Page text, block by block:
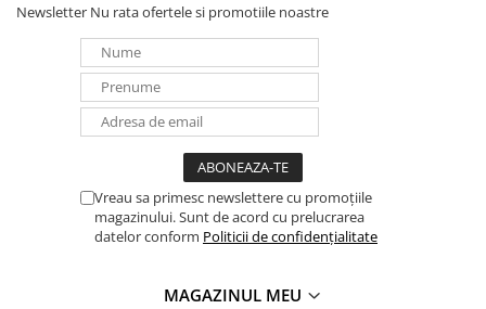
Sigurante
Tablouri electrice
Lumina (Becuri si Lanterne)
Laptop & PC accesorii, baterii,
cabluri USB, prelungitoare USB
Cablu de date si Adaptoare
Newsletter Nu rata ofertele si promotiile noastre
Vreau sa primesc newslettere cu promoțiile
magazinului. Sunt de acord cu prelucrarea
datelor conform Politicii de confidențialitate
MAGAZINUL MEU